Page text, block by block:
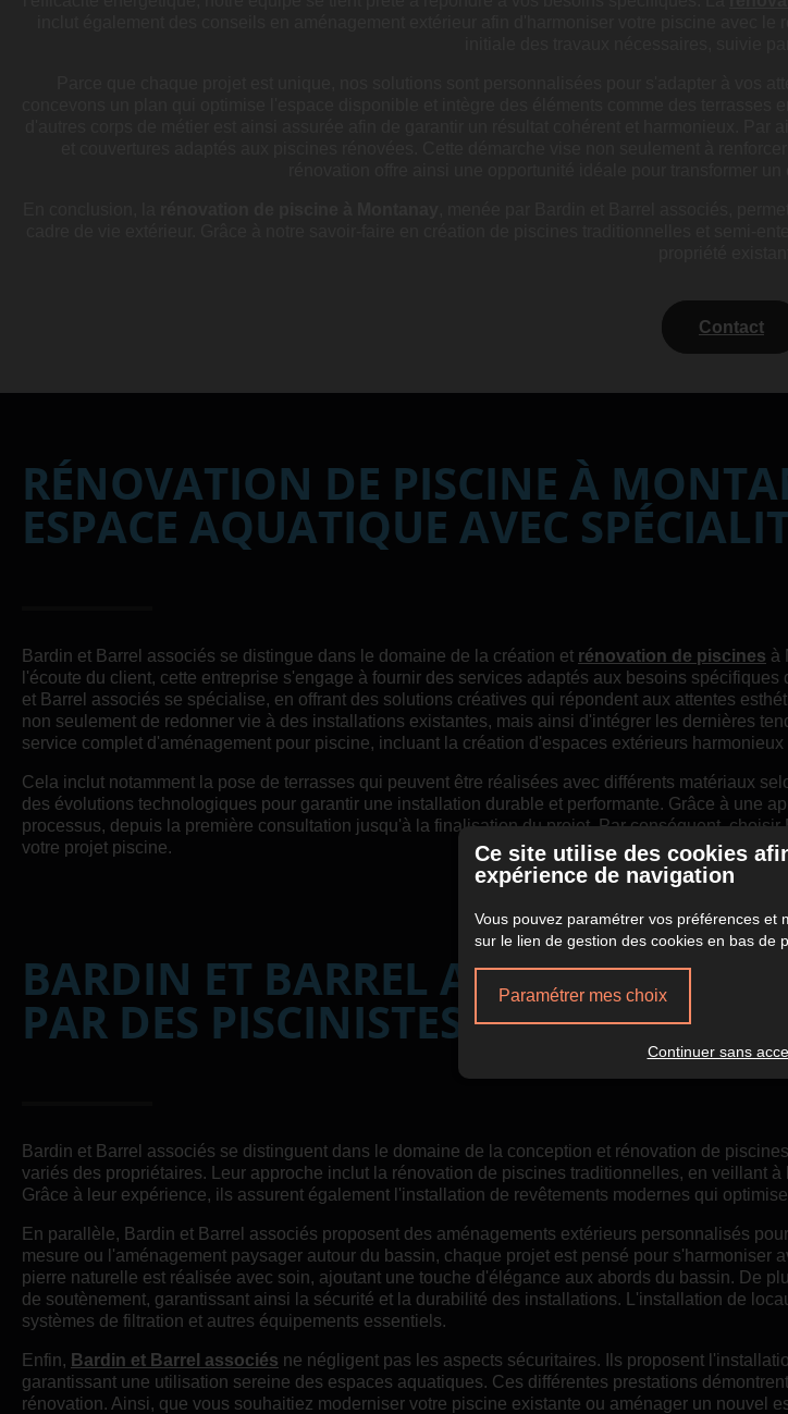
Contact
RÉNOVATION DE PISCINE À
ESPACE AQUATIQUE AVEC
Bardin et Barrel associés se distingue dans le domaine de la création et rénovation de piscines à
l'écoute du client, cette entreprise s'engage à fournir des services adaptés aux besoins
et Barrel associés se spécialise, en offrant des solutions créatives qui répondent aux attentes
non seulement de redonner vie à des installations existantes, mais ainsi d'intégrer les dernières
service complet d'aménagement pour piscine, incluant la création d'espaces extérieurs
Cela inclut notamment la pose de terrasses qui peuvent être réalisées avec différents matériaux
des évolutions technologiques pour garantir une installation durable et performante. Grâce à une
processus, depuis la première consultation jusqu'à la finalisation du projet. Par conséquent,
votre projet piscine.
BARDIN ET BARREL ASSOCIÉS -
PAR DES PISCINISTES EXPERTS
Bardin et Barrel associés se distinguent dans le domaine de la conception et rénovation de
variés des propriétaires. Leur approche inclut la rénovation de piscines traditionnelles, en veillant
Grâce à leur expérience, ils assurent également l'installation de revêtements modernes qui
En parallèle, Bardin et Barrel associés proposent des aménagements extérieurs personnalisés
mesure ou l'aménagement paysager autour du bassin, chaque projet est pensé pour
pierre naturelle est réalisée avec soin, ajoutant une touche d'élégance aux abords du bassin. De
de soutènement, garantissant ainsi la sécurité et la durabilité des installations. L'installation de
systèmes de filtration et autres équipements essentiels.
Enfin, Bardin et Barrel associés ne négligent pas les aspects sécuritaires. Ils proposent
garantissant une utilisation sereine des espaces aquatiques. Ces différentes prestations
rénovation. Ainsi, que vous souhaitiez moderniser votre piscine existante ou aménager un nouvel
Ce site utilise des cookies
expérience de navigation
Vous pouvez paramétrer vos préférences et
sur le lien de gestion des cookies en bas de
Paramétrer mes choix
Continuer sans